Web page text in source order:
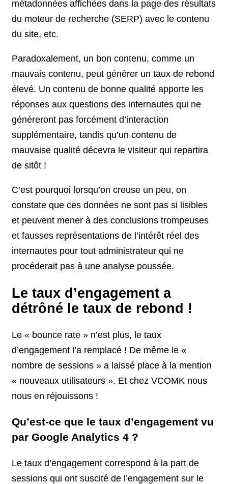
métadonnées affichées dans la page des résultats
du moteur de recherche (SERP) avec le contenu
du site, etc.
Paradoxalement, un bon contenu, comme un
mauvais contenu, peut générer un taux de rebond
élevé. Un contenu de bonne qualité apporte les
réponses aux questions des internautes qui ne
généreront pas forcément d’interaction
supplémentaire, tandis qu’un contenu de
mauvaise qualité décevra le visiteur qui repartira
de sitôt !
C’est pourquoi lorsqu’on creuse un peu, on
constate que ces données ne sont pas si lisibles
et peuvent mener à des conclusions trompeuses
et fausses représentations de l’intérêt réel des
internautes pour tout administrateur qui ne
procéderait pas à une analyse poussée.
Le taux d’engagement a
détrôné le taux de rebond !
Le « bounce rate » n’est plus, le taux
d’engagement l’a remplacé ! De même le «
nombre de sessions » a laissé place à la mention
« nouveaux utilisateurs ». Et chez VCOMK nous
nous en réjouissons !
Qu’est-ce que le taux d’engagement vu
par Google Analytics 4 ?
Le taux d’engagement correspond à la part de
sessions qui ont suscité de l’engagement sur le